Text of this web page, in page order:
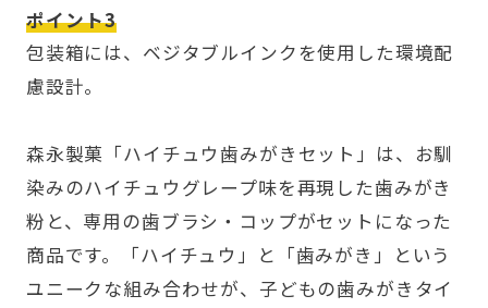
ポイント3
包装箱には、ベジタブルインクを使用した環境配
慮設計。
森永製菓「ハイチュウ歯みがきセット」は、お馴
染みのハイチュウグレープ味を再現した歯みがき
粉と、専用の歯ブラシ・コップがセットになった
商品です。「ハイチュウ」と「歯みがき」という
ユニークな組み合わせが、子どもの歯みがきタイ